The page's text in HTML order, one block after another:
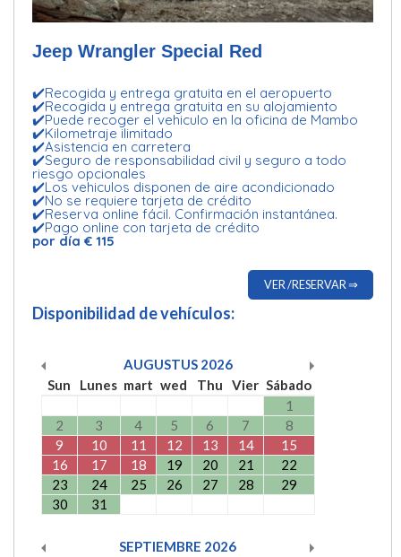
Jeep Wrangler Special Red
✔️Recogida y entrega gratuita en el aeropuerto
✔️Recogida y entrega gratuita en su alojamiento
✔️Puede recoger el vehiculo en la oficina de Mambo
✔️Kilometraje ilimitado
✔️Asistencia en carretera
✔️Seguro de responsabilidad civil y seguro a todo
riesgo opcionales
✔️Los vehiculos disponen de aire acondicionado
✔️No se requiere tarjeta de crédito
✔️Reserva online fácil. Confirmación instantánea.
✔️Pago online con tarjeta de crédito
por día € 115
VER /RESERVAR ⇒
Disponibilidad de vehículos:
AUGUSTUS 2026
Sun
Lunes mart wed Thu Vier Sábado
1
2
3 4 5 6 7
8
9
10 11 12 13 14
15
16
17 18 19 20 21
22
23
24 25 26 27 28
29
30
31
SEPTIEMBRE 2026